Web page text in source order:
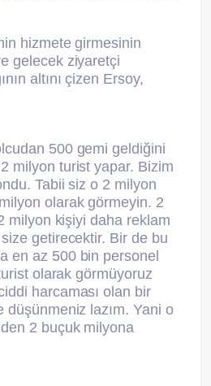
hizmete girmesinin
gelecek ziyaretçi
altını çizen Ersoy,
500 gemi geldiğini
2 milyon turist yapar. Bizim
Tabii siz o 2 milyon
olarak görmeyin. 2
milyon kişiyi daha reklam
getirecektir. Bir de bu
en az 500 bin personel
olarak görmüyoruz
harcaması olan bir
düşünmeniz lazım. Yani o
2 buçuk milyona